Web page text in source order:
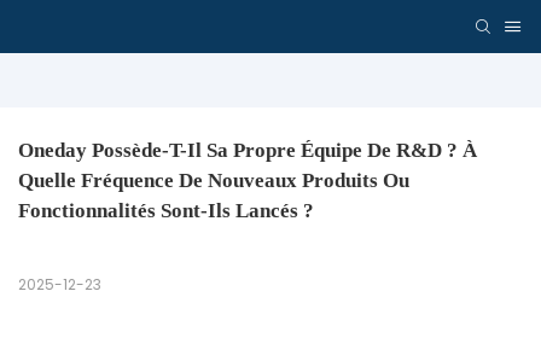
Oneday Possède-T-Il Sa Propre Équipe De R&D ? À
Quelle Fréquence De Nouveaux Produits Ou
Fonctionnalités Sont-Ils Lancés ?
2025-12-23